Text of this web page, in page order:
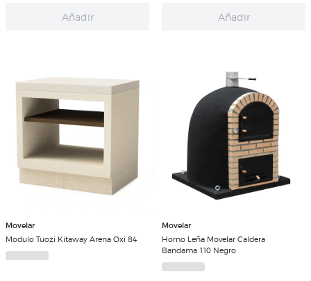
Añadir Añadir
Movelar
Modulo Tuozi Kitaway Arena Oxi 84
Movelar
Horno Leña Movelar Caldera
Bandama 110 Negro